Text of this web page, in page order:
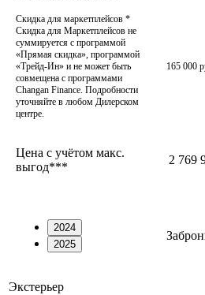
Скидка для маркетплейсов *
Скидка для Маркетплейсов не
суммируется с программой
«Прямая скидка», программой
«Трейд-Ин» и не может быть
совмещена с программами
Changan Finance. Подробности
уточняйте в любом Дилерском
центре.
165 000
Цена с учётом макс.
выгод***
2 769
2024
2025
Экстерьер